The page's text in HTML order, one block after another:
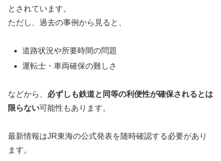
とされています。
ただし、過去の事例から見ると、
道路状況や所要時間の問題
運転士・車両確保の難しさ
などから、 必ずしも鉄道と同等の利便性が確保されるとは
限らない可能性もあります。
最新情報はJR東海の公式発表を随時確認する必要があり
ます。